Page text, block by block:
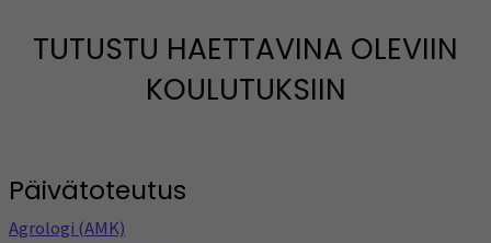
TUTUSTU HAETTAVINA OLEVIIN
KOULUTUKSIIN
Päivätoteutus
Agrologi (AMK)